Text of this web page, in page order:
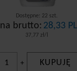
Dostępne: 22 szt.
brutto: 28,33
37,77 zł/l
+ KUPUJĘ